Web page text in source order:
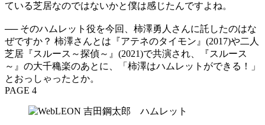
ている芝居なのではないかと僕は感じたんですよね。
── そのハムレット役を今回、柿澤勇人さんに託したのはな
ぜですか？ 柿澤さんとは『アテネのタイモン』(2017)や二人
芝居『スルース～探偵～』(2021)で共演され、『スルース
～』の大千穐楽のあとに、「柿澤はハムレットができる！」
とおっしゃったとか。
PAGE 4